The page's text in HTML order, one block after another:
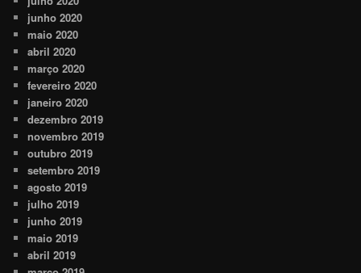
junho 2020
maio 2020
abril 2020
março 2020
fevereiro 2020
janeiro 2020
dezembro 2019
novembro 2019
outubro 2019
setembro 2019
agosto 2019
julho 2019
junho 2019
maio 2019
abril 2019